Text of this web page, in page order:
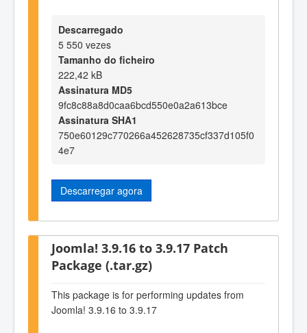
Descarregado
5 550 vezes
Tamanho do ficheiro
222,42 kB
Assinatura MD5
9fc8c88a8d0caa6bcd550e0a2a613bce
Assinatura SHA1
750e60129c770266a452628735cf337d105f0
4e7
Descarregar agora
Joomla! 3.9.16 to 3.9.17 Patch
Package (.tar.gz)
This package is for performing updates from
Joomla! 3.9.16 to 3.9.17